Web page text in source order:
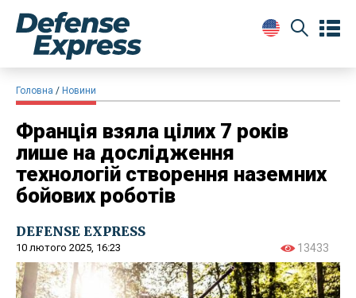
Головна Новини
Франція взяла цілих 7 років
лише на дослідження
технологій створення наземних
бойових роботів
DEFENSE EXPRESS
10 лютого 2025, 16:23 13433